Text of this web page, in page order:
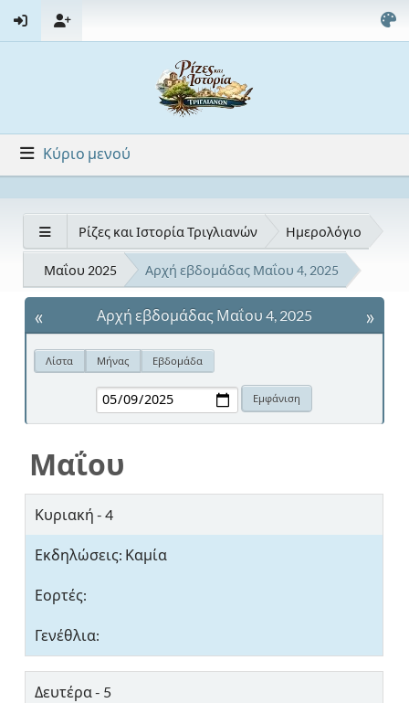
Κύριο μενού
Ρίζες και Ιστορία Τριγλιανών Ημερολόγιο
Μαΐου 2025 Αρχή εβδομάδας Μαΐου 4, 2025
« »
Αρχή εβδομάδας Μαΐου 4, 2025
Λίστα Μήνας Εβδομάδα
Μαΐου
Κυριακή - 4
Δευτέρα - 5